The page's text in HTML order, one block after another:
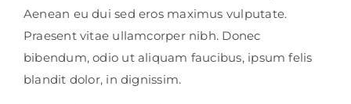
Aenean eu dui sed eros maximus vulputate.
Praesent vitae ullamcorper nibh. Donec
bibendum, odio ut aliquam faucibus, ipsum felis
blandit dolor, in dignissim.